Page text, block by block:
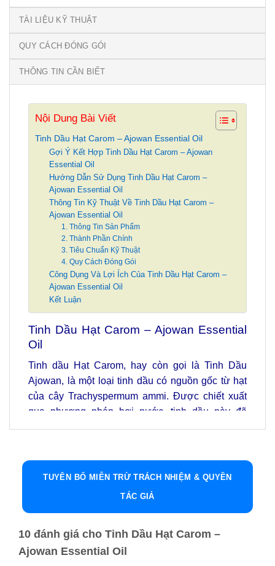
TÀI LIỆU KỸ THUẬT
QUY CÁCH ĐÓNG GÓI
THÔNG TIN CẦN BIẾT
Nội Dung Bài Viết
Tinh Dầu Hạt Carom – Ajowan Essential Oil
Gợi Ý Kết Hợp Tinh Dầu Hạt Carom – Ajowan
Essential Oil
Hướng Dẫn Sử Dụng Tinh Dầu Hạt Carom –
Ajowan Essential Oil
Thông Tin Kỹ Thuật Về Tinh Dầu Hạt Carom –
Ajowan Essential Oil
1. Thông Tin Sản Phẩm
2. Thành Phần Chính
3. Tiêu Chuẩn Kỹ Thuật
4. Quy Cách Đóng Gói
Công Dụng Và Lợi Ích Của Tinh Dầu Hạt Carom –
Ajowan Essential Oil
Kết Luận
Tinh Dầu Hạt Carom – Ajowan Essential
Oil
Tinh dầu Hạt Carom, hay còn gọi là Tinh Dầu
Ajowan, là một loại tinh dầu có nguồn gốc từ hạt
của cây Trachyspermum ammi. Được chiết xuất
qua phương pháp hơi nước, tinh dầu này đã
được sử dụng trong nhiều thế kỷ nhờ vào những
hấp, thần kinh và khớp.
Với mùi hương đặc trưng và tác dụng mạnh mẽ,
Tinh Dầu Hạt Carom đã trở thành một phần không
thể thiếu trong các liệu pháp chữa bệnh tự nhiên
và các phương pháp làm đẹp.
TUYÊN BỐ MIỄN TRỪ TRÁCH NHIỆM & QUYỀN
TÁC GIẢ
10 đánh giá cho Tinh Dầu Hạt Carom –
Ajowan Essential Oil